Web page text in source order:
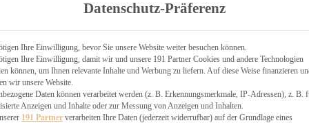
CHUTNEYS
Datenschutz-Präferenz
Ihre Einwilligung, bevor Sie unsere Website weiter besuchen können.
Ihre Einwilligung, damit wir und unsere 191 Partner Cookies und andere Technologien
können, um Ihnen relevante Inhalte und Werbung zu liefern. Auf diese Weise finanzieren
wir unsere Website.
Daten können verarbeitet werden (z. B. Erkennungsmerkmale, IP-Adressen), z. B.
Anzeigen und Inhalte oder zur Messung von Anzeigen und Inhalten.
191 Partner verarbeiten Ihre Daten (jederzeit widerrufbar) auf der Grundlage eines